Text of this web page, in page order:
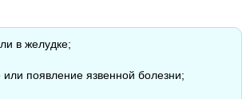
в желудке;
или появление язвенной болезни;